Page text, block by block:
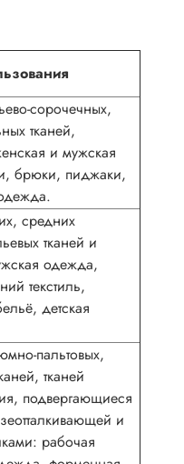
сорочечных,
тканей,
и мужская
брюки, пиджаки,
средних
тканей и
одежда,
текстиль,
детская
пальтовых,
тканей
подвергающиеся
и
рабочая